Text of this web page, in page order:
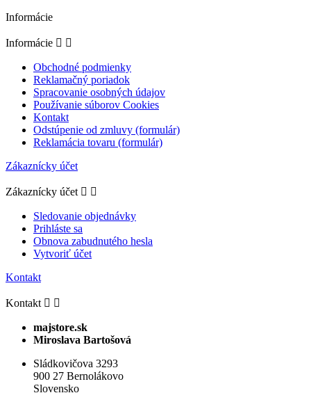
Informácie
Informácie  
Obchodné podmienky
Reklamačný poriadok
Spracovanie osobných údajov
Používanie súborov Cookies
Kontakt
Odstúpenie od zmluvy (formulár)
Reklamácia tovaru (formulár)
Zákaznícky účet
Zákaznícky účet  
Sledovanie objednávky
Prihláste sa
Obnova zabudnutého hesla
Vytvoriť účet
Kontakt
Kontakt  
majstore.sk
Miroslava Bartošová
Sládkovičova 3293
900 27 Bernolákovo
Slovensko